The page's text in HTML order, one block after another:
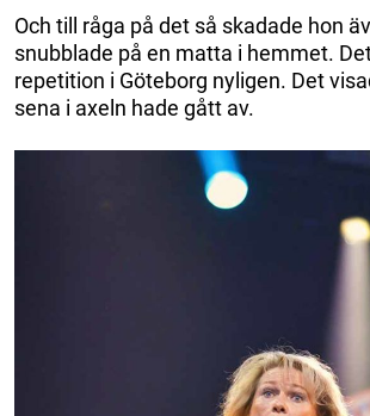
Och till råga på det så skadade hon
snubblade på en matta i hemmet.
repetition i Göteborg nyligen. Det
sena i axeln hade gått av.